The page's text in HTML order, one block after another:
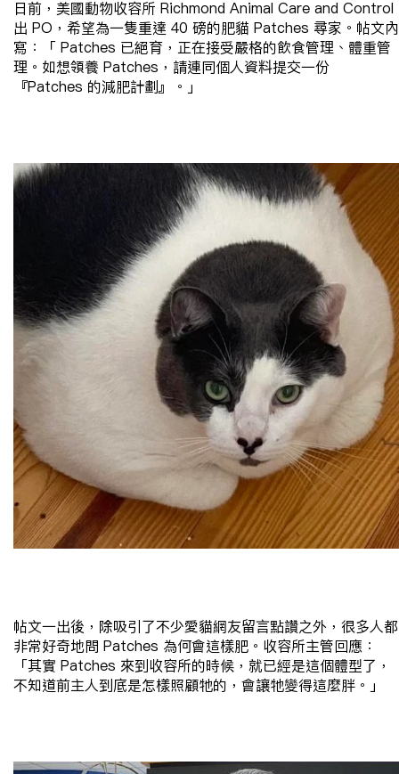
日前，美國動物收容所 Richmond Animal Care and Control
出 PO ，希望為一隻重達 40 磅的肥貓 Patches 尋家。 帖文內
寫：「 Patches 已絕育，正在接受嚴格的飲食管理、體重管
理。如想領養 Patches ，請連同個人資料提交一份
『Patches 的減肥計劃』。」
帖文一出後，除吸引了不少愛貓網友留言點讚之外，很多人都
非常好奇地問 Patches 為何會這樣肥。收容所主管回應：
「其實 Patches 來到收容所的時候，就已經是這個體型了，
不知道前主人到底是怎樣照顧牠的，會讓牠變得這麼胖。」